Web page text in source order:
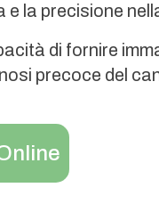
la precisione
di fornire
precoce del